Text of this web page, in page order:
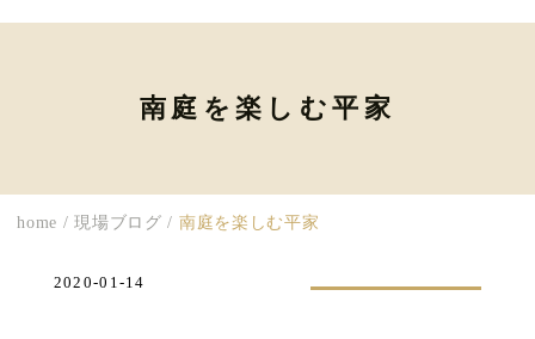
南庭を楽しむ平家
home /現場ブログ / 南庭を楽しむ平家
2020-01-14